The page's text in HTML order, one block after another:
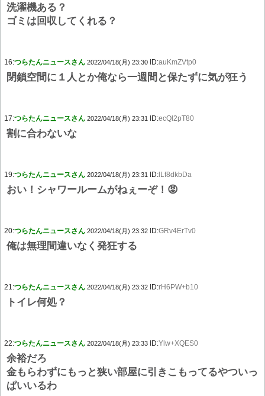
洗濯機ある？
ゴミは回収してくれる？
16:つらたんニュースさん 2022/04/18(月) 23:30 ID:auKmZVtp0
閉鎖空間に１人とか俺なら一週間と保たずに気が狂う
17:つらたんニュースさん 2022/04/18(月) 23:31 ID:ecQl2pT80
割に合わないな
19:つらたんニュースさん 2022/04/18(月) 23:31 ID: lLf8dkbDa
おい！シャワールームがねぇーぞ！😡
20:つらたんニュースさん 2022/04/18(月) 23:32 ID:GRv4ErTv0
俺は無理間違いなく発狂する
21:つらたんニュースさん 2022/04/18(月) 23:32 ID:rH6PW+b10
トイレ何処？
22:つらたんニュースさん 2022/04/18(月) 23:33 ID:Ylw+XQES0
余裕だろ
金もらわずにもっと狭い部屋に引きこもってるやついっ
ぱいいるわ